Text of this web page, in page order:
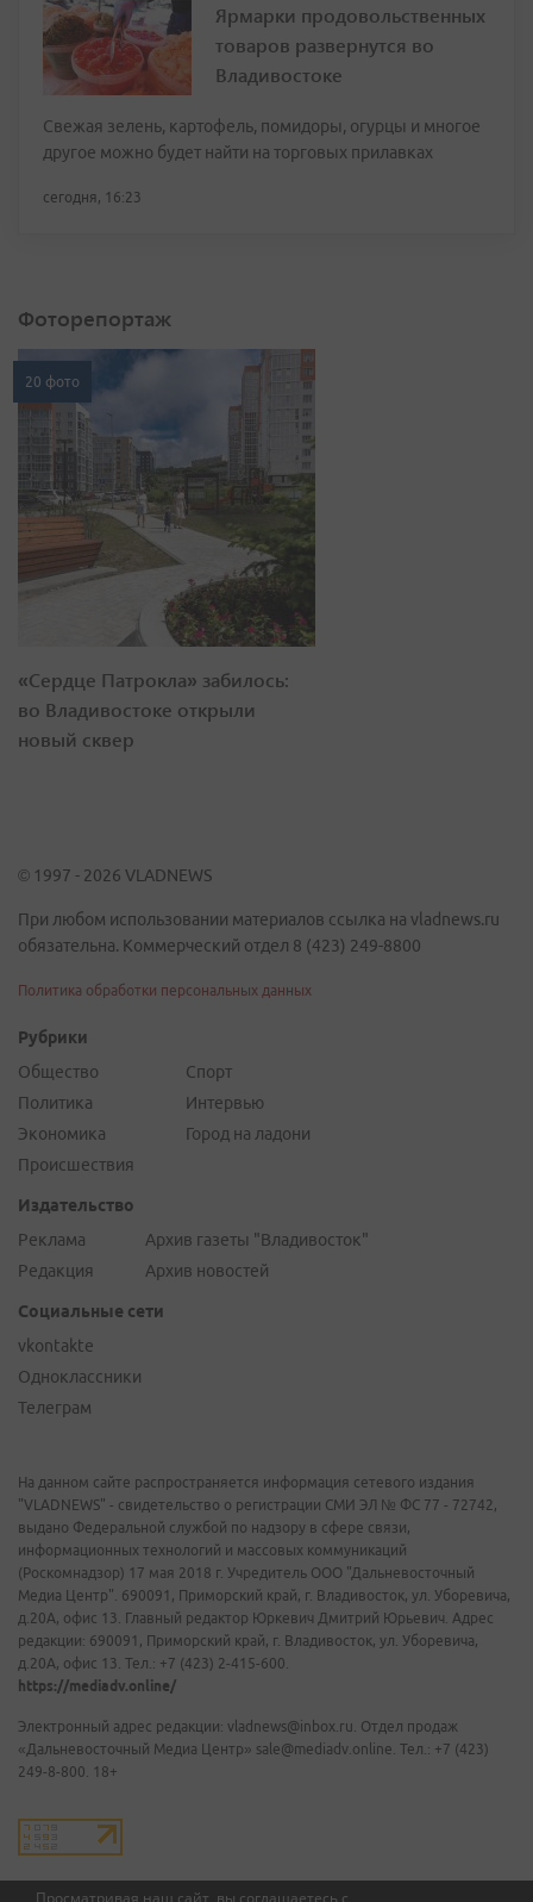
Просматривая наш сайт, вы соглашаетесь с
Ярмарки продовольственных
товаров развернутся во
Владивостоке
Свежая зелень, картофель, помидоры, огурцы и многое
другое можно будет найти на торговых прилавках
сегодня, 16:23
Фоторепортаж
20 фото
«Сердце Патрокла» забилось:
во Владивостоке открыли
новый сквер
© 1997 - 2026 VLADNEWS
При любом использовании материалов ссылка на vladnews.ru
обязательна. Коммерческий отдел 8 (423) 249-8800
Политика обработки персональных данных
Рубрики
Общество
Политика
Экономика
Происшествия
Спорт
Интервью
Город на ладони
Издательство
Реклама
Редакция
Архив газеты "Владивосток"
Архив новостей
Социальные сети
vkontakte
Одноклассники
Телеграм
На данном сайте распространяется информация сетевого издания
"VLADNEWS" - свидетельство о регистрации СМИ ЭЛ № ФС 77 - 72742,
выдано Федеральной службой по надзору в сфере связи,
информационных технологий и массовых коммуникаций
(Роскомнадзор) 17 мая 2018 г. Учредитель ООО "Дальневосточный
Медиа Центр". 690091, Приморский край, г. Владивосток, ул. Уборевича,
д.20А, офис 13. Главный редактор Юркевич Дмитрий Юрьевич. Адрес
редакции: 690091, Приморский край, г. Владивосток, ул. Уборевича,
д.20А, офис 13. Тел.: +7 (423) 2-415-600.
https://mediadv.online/
Электронный адрес редакции: vladnews@inbox.ru. Отдел продаж
«Дальневосточный Медиа Центр» sale@mediadv.online. Тел.: +7 (423)
249-8-800. 18+